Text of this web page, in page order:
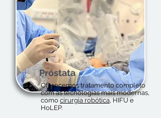
Próstata
Oferecemos tratamento completo
com as tecnologias mais modernas,
como cirurgia robótica, HIFU e
HoLEP.